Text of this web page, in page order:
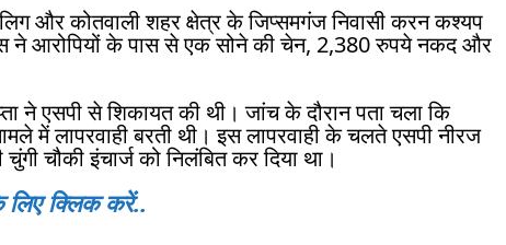
और कोतवाली शहर क्षेत्र के जिप्समगंज निवासी करन कश्यप
ने आरोपियों के पास से एक सोने की चेन, 2,380 रुपये नकद और
ने एसपी से शिकायत की थी। जांच के दौरान पता चला कि
में लापरवाही बरती थी। इस लापरवाही के चलते एसपी नीरज
चौकी इंचार्ज को निलंबित कर दिया था।
क्लिक करें..